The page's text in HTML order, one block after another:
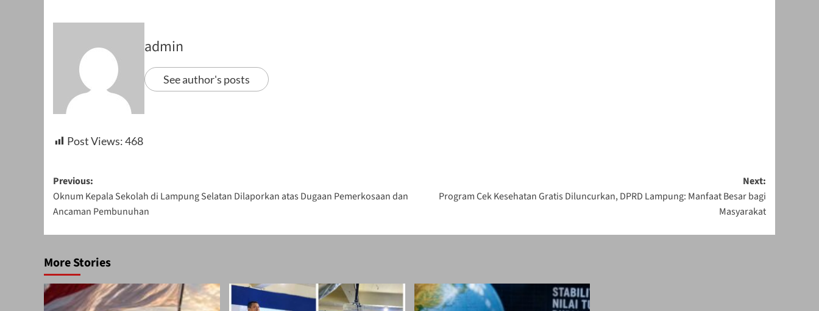
admin
See author's posts
Post Views:468
Post
navigation
Previous:
Oknum Kepala Sekolah di Lampung Selatan Dilaporkan atas Dugaan Pemerkosaan dan
Ancaman Pembunuhan
Next:
Program Cek Kesehatan Gratis Diluncurkan, DPRD Lampung: Manfaat Besar bagi
Masyarakat
More Stories